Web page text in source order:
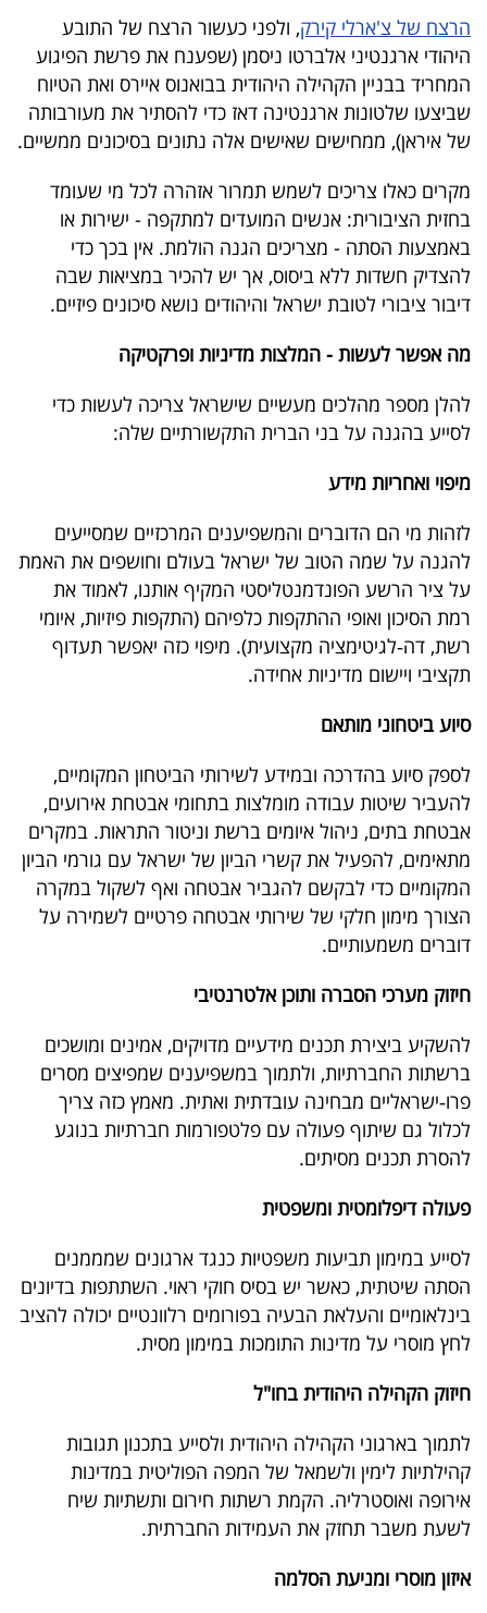
הרצח של צ'ארלי קירק, ולפני כעשור הרצח של התובע
היהודי ארגנטיני אלברטו ניסמן (שפענח את פרשת הפיגוע
המחריד בבניין הקהילה היהודית בבואנוס איירס ואת הטיוח
שביצעו שלטונות ארגנטינה דאז כדי להסתיר את מעורבותה
של איראן), ממחישים שאישים אלה נתונים בסיכונים ממשיים.
מקרים כאלו צריכים לשמש תמרור אזהרה לכל מי שעומד
בחזית הציבורית: אנשים המועדים למתקפה - ישירות או
באמצעות הסתה - מצריכים הגנה הולמת. אין בכך כדי
להצדיק חשדות ללא ביסוס, אך יש להכיר במציאות שבה
דיבור ציבורי לטובת ישראל והיהודים נושא סיכונים פיזיים.
מה אפשר לעשות - המלצות מדיניות ופרקטיקה
להלן מספר מהלכים מעשיים שישראל צריכה לעשות כדי
לסייע בהגנה על בני הברית התקשורתיים שלה:
מיפוי ואחריות מידע
לזהות מי הם הדוברים והמשפיענים המרכזיים שמסייעים
להגנה על שמה הטוב של ישראל בעולם וחושפים את האמת
על ציר הרשע הפונדמנטליסטי המקיף אותנו, לאמוד את
רמת הסיכון ואופי ההתקפות כלפיהם (התקפות פיזיות, איומי
רשת, דה‑לגיטימציה מקצועית). מיפוי כזה יאפשר תעדוף
תקציבי ויישום מדיניות אחידה.
סיוע ביטחוני מותאם
לספק סיוע בהדרכה ובמידע לשירותי הביטחון המקומיים,
להעביר שיטות עבודה מומלצות בתחומי אבטחת אירועים,
אבטחת בתים, ניהול איומים ברשת וניטור התראות. במקרים
מתאימים, להפעיל את קשרי הביון של ישראל עם גורמי הביון
המקומיים כדי לבקשם להגביר אבטחה ואף לשקול במקרה
הצורך מימון חלקי של שירותי אבטחה פרטיים לשמירה על
דוברים משמעותיים.
חיזוק מערכי הסברה ותוכן אלטרנטיבי
להשקיע ביצירת תכנים מידעיים מדויקים, אמינים ומושכים
ברשתות החברתיות, ולתמוך במשפיענים שמפיצים מסרים
פרו‑ישראליים מבחינה עובדתית ואתית. מאמץ כזה צריך
לכלול גם שיתוף פעולה עם פלטפורמות חברתיות בנוגע
להסרת תכנים מסיתים.
פעולה דיפלומטית ומשפטית
לסייע במימון תביעות משפטיות כנגד ארגונים שמממנים
הסתה שיטתית, כאשר יש בסיס חוקי ראוי. השתתפות בדיונים
בינלאומיים והעלאת הבעיה בפורומים רלוונטיים יכולה להציב
לחץ מוסרי על מדינות התומכות במימון מסית.
חיזוק הקהילה היהודית בחו"ל
לתמוך בארגוני הקהילה היהודית ולסייע בתכנון תגובות
קהילתיות לימין ולשמאל של המפה הפוליטית במדינות
אירופה ואוסטרליה. הקמת רשתות חירום ותשתיות שיח
לשעת משבר תחזק את העמידות החברתית.
איזון מוסרי ומניעת הסלמה